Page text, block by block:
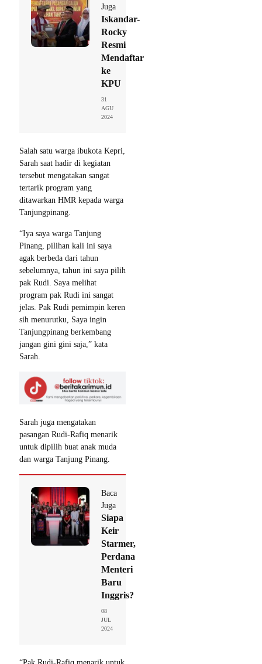
Juga
Iskandar-
Rocky
Resmi
Mendaftar
ke
KPU
31
AGU
2024
Salah satu warga ibukota Kepri,
Sarah saat hadir di kegiatan
tersebut mengatakan sangat
tertarik program yang
ditawarkan HMR kepada warga
Tanjungpinang.
“Iya saya warga Tanjung
Pinang, pilihan kali ini saya
agak berbeda dari tahun
sebelumnya, tahun ini saya pilih
pak Rudi. Saya melihat
program pak Rudi ini sangat
jelas. Pak Rudi pemimpin keren
sih menurutku, Saya ingin
Tanjungpinang berkembang
jangan gini gini saja,” kata
Sarah.
Sarah juga mengatakan
pasangan Rudi-Rafiq menarik
untuk dipilih buat anak muda
dan warga Tanjung Pinang.
Baca
Juga
Siapa
Keir
Starmer,
Perdana
Menteri
Baru
Inggris?
08
JUL
2024